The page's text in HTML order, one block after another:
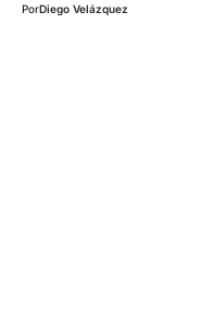
PorDiego Velázquez